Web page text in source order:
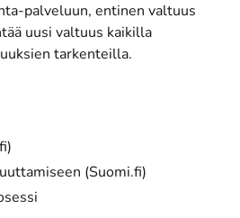
palveluun, entinen valtuus
uusi valtuus kaikilla
tarkenteilla.
(Suomi.fi)